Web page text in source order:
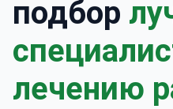
подбор
лечению